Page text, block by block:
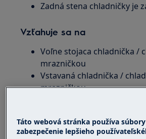
Zadná stena chladničky je
Vzťahuje sa na
Voľne stojaca chladnička /
mrazničkou
Vstavaná chladnička /
mrazničkou
Mokrá stena je súčasťou
Táto webová stránka používa
zabezpečenie lepšieho